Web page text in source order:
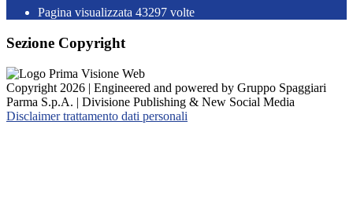
Pagina visualizzata 43297 volte
Sezione Copyright
Copyright 2026 | Engineered and powered by Gruppo Spaggiari
Parma S.p.A. | Divisione Publishing & New Social Media
Disclaimer trattamento dati personali